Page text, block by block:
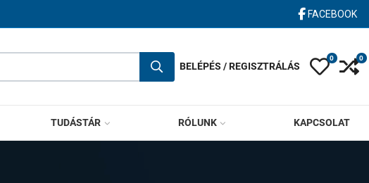
FACEBOOK
BELÉPÉS / REGISZTRÁLÁS
0 0
TUDÁSTÁR RÓLUNK KAPCSOLAT